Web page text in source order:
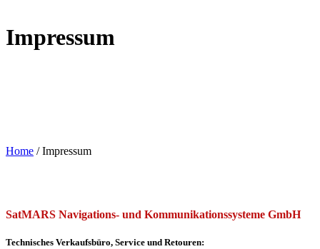
Impressum
Home /Impressum
SatMARS Navigations- und Kommunikationssysteme GmbH
Technisches Verkaufsbüro, Service und Retouren: